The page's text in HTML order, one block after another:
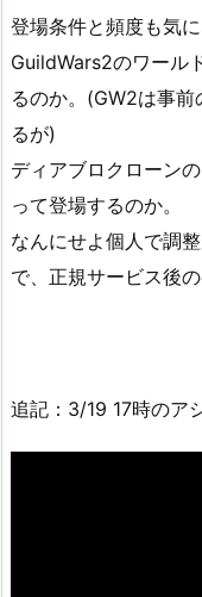
登場条件と頻度も気に
GuildWars2のワール
るのか。(GW2は事
るが)
ディアブロクローン
って登場するのか。
なんにせよ個人で調
で、正規サービス後
追記：3/19 17時のア